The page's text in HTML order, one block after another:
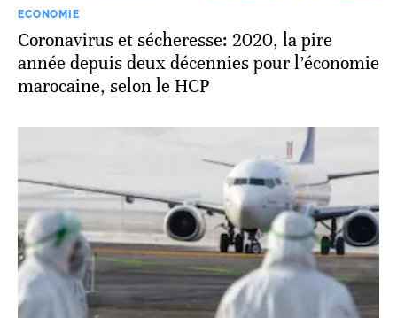
ECONOMIE
Coronavirus et sécheresse: 2020, la pire
année depuis deux décennies pour l’économie
marocaine, selon le HCP